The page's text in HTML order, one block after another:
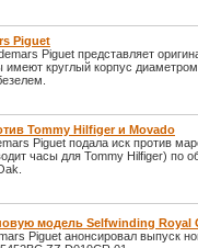
Piguet
Piguet представляет
круглый корпус
Tommy Hilfiger и Movado
Piguet подала иск против
часы для Tommy Hilfiger) по
модель Selfwinding Royal
Piguet анонсировал выпуск